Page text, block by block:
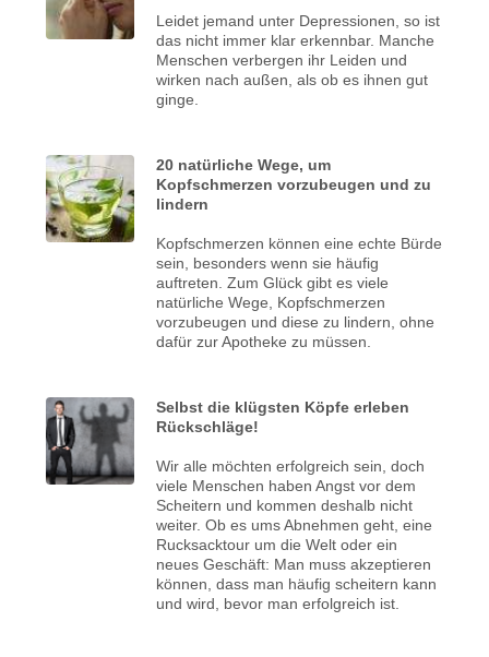
Leidet jemand unter Depressionen, so ist
das nicht immer klar erkennbar. Manche
Menschen verbergen ihr Leiden und
wirken nach außen, als ob es ihnen gut
ginge.
20 natürliche Wege, um
Kopfschmerzen vorzubeugen und zu
lindern
Kopfschmerzen können eine echte Bürde
sein, besonders wenn sie häufig
auftreten. Zum Glück gibt es viele
natürliche Wege, Kopfschmerzen
vorzubeugen und diese zu lindern, ohne
dafür zur Apotheke zu müssen.
Selbst die klügsten Köpfe erleben
Rückschläge!
Wir alle möchten erfolgreich sein, doch
viele Menschen haben Angst vor dem
Scheitern und kommen deshalb nicht
weiter. Ob es ums Abnehmen geht, eine
Rucksacktour um die Welt oder ein
neues Geschäft: Man muss akzeptieren
können, dass man häufig scheitern kann
und wird, bevor man erfolgreich ist.